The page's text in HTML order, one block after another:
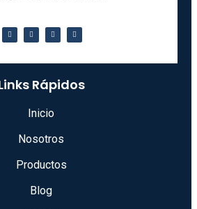
Rápidos
Inicio
Nosotros
Productos
Blog